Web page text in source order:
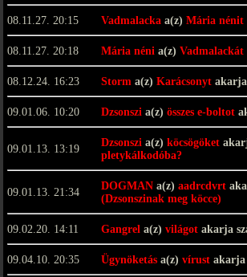
08.11.27. 20:15 Vadmalacka a(z) Mária nénit
08.11.27. 20:18 Mária néni a(z) Vadmalackát
08.12.24. 16:23 Storm a(z) Karácsonyt
09.01.06. 10:20 Dzsonszi a(z) összes e-boltot
09.01.13. 13:19
Dzsonszi a(z) köcsögöket
pletykálkodóba?
09.01.13. 21:34
DOGMAN a(z) aadrcdvrt
(Dzsonszinak meg köcce)
09.02.20. 14:11 Gangrel a(z) világot akarja
09.04.10. 20:35 Ügynöketás a(z) vírust